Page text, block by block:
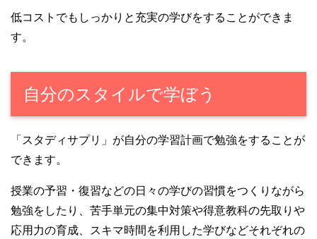
低コストでもしっかりと充実の学びをすることができま
す。
自分のスタイルで学ぼう
「スタディサプリ」が自分の学習計画で勉強をすることが
できます。
授業の予習・復習などの日々の学びの習慣をつくりながら
勉強をしたり、苦手単元の集中対策や得意教科の先取りや
応用力の育成、スキマ時間を利用した学びなどそれぞれの